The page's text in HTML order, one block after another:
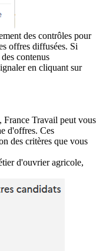
des contrôles pour
offres diffusées. Si
contenus
en cliquant sur
France Travail peut vous
d'offres. Ces
des critères que vous
d'ouvrier agricole,